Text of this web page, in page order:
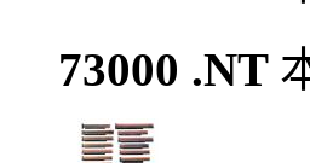
73000 .NT